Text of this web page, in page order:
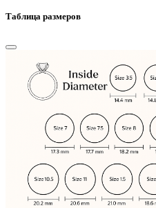
Таблица размеров